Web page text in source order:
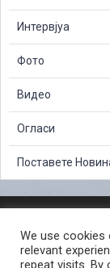
Интервјуа
Фото
Видео
Огласи
Поставете
СЛОБОДЕН
ПОСТАПКА ЗА
We use
relevant
repeat visits. By